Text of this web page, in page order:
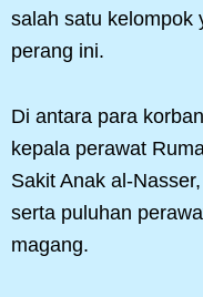
salah satu kelompok
perang ini.
Di antara para
kepala perawat
Sakit Anak al-
serta puluhan
magang.